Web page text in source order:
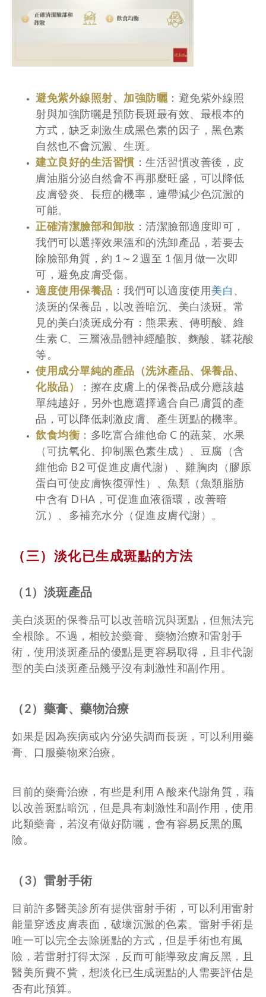
避免紫外線照射、加強防曬：避免紫外線照
射與加強防曬是預防長斑最有效、最根本的
方式，缺乏刺激生成黑色素的因子，黑色素
自然也不會沉澱、生斑。
建立良好的生活習慣 ：生活習慣改善後，皮
膚油脂分泌自然會不再那麼旺盛，可以降低
皮膚發炎、長痘的機率，連帶減少色沉澱的
可能。
正確清潔臉部和卸妝 ：清潔臉部適度即可，
我們可以選擇效果溫和的洗卸產品，若要去
除臉部角質，約 1～2 週至 1 個月做一次即
可，避免皮膚受傷。
適度使用保養品 ：我們可以適度使用美白 、
淡斑的保養品，以改善暗沉、美白淡斑。常
見的美白淡斑成分有：熊果素、傳明酸、維
生素 C、三層液晶體神經醯胺、麴酸、鞣花酸
等。
使用成分單純的產品（洗沐產品、保養品、
化妝品）
：擦在皮膚上的保養品成分應該越
單純越好，另外也應選擇適合自己膚質的產
品，可以降低刺激皮膚、產生斑點的機率。
飲食均衡 ：多吃富合維他命 C 的蔬菜、水果
（可抗氧化、抑制黑色素生成）、豆腐（含
維他命 B2 可促進皮膚代謝）、雞胸肉（膠原
蛋白可使皮膚恢復彈性）、魚類（魚類脂肪
中含有 DHA，可促進血液循環，改善暗
沉）、多補充水分（促進皮膚代謝）。
（三）淡化已生成斑點的方法
（1）淡斑產品
美白淡斑的保養品可以改善暗沉與斑點，但無法完
全根除。不過，相較於藥膏、藥物治療和雷射手
術，使用淡斑產品的優點是更容易取得，且非代謝
型的美白淡斑產品幾乎沒有刺激性和副作用。
（2）藥膏、藥物治療
如果是因為疾病或內分泌失調而長斑，可以利用藥
膏、口服藥物來治療。
目前的藥膏治療，有些是利用 A 酸來代謝角質，藉
以改善斑點暗沉，但是具有刺激性和副作用，使用
此類藥膏，若沒有做好防曬，會有容易反黑的風
險。
（3）雷射手術
目前許多醫美診所有提供雷射手術，可以利用雷射
能量穿透皮膚表面，破壞沉澱的色素。雷射手術是
唯一可以完全去除斑點的方式，但是手術也有風
險，若雷射打得太深，反而可能導致皮膚反黑，且
醫美所費不貲，想淡化已生成斑點的人需要評估是
否有此預算。